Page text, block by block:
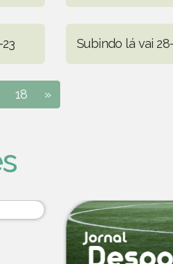
Subindo lá vai
18 »